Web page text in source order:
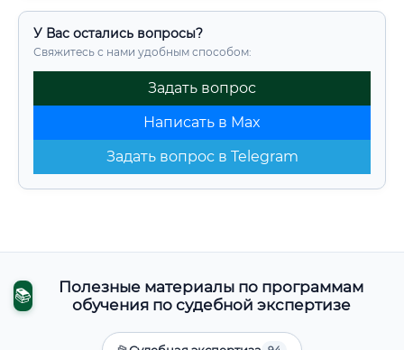
У Вас остались вопросы?
Свяжитесь с нами удобным способом:
Задать вопрос
Написать в Max
Задать вопрос в Telegram
📚
Полезные материалы по программам
обучения по судебной экспертизе